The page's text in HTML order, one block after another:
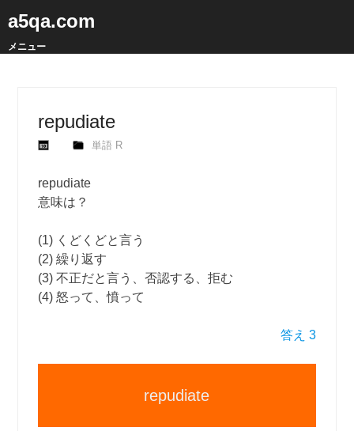
a5qa.com
メニュー
repudiate
単語 R
repudiate
意味は？
(1) くどくどと言う
(2) 繰り返す
(3) 不正だと言う、否認する、拒む
(4) 怒って、憤って
答え 3
repudiate